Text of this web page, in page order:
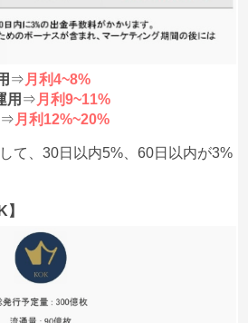
⇒月利4~8%
用 ⇒月利9~11%
⇒月利12%~20%
て、30日以内5%、60日以内が3%